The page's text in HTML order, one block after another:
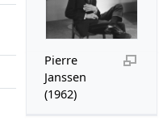
Pierre
Janssen
(1962)